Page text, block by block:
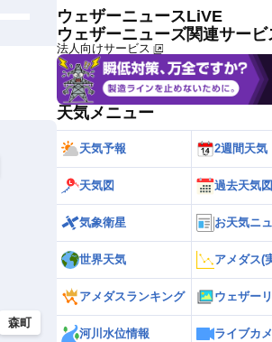
森町
ウェザーニュースLiVE
ウェザーニューズ関連サービ
法人向けサービス
天気メニュー
天気予報 2週間天気
天気図 過去天気図
気象衛星 お天気ニ
世界天気 アメダス(
アメダスランキング ウェザー
河川水位情報 ライブカ